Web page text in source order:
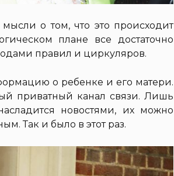
о том, что это происходит
плане все достаточно
правил и циркуляров.
о ребенке и его матери.
приватный канал связи. Лишь
новостями, их можно
Так и было в этот раз.